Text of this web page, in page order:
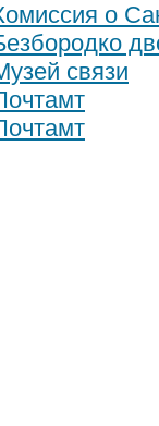
о
связи